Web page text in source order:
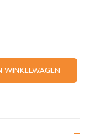
WINKELWAGEN